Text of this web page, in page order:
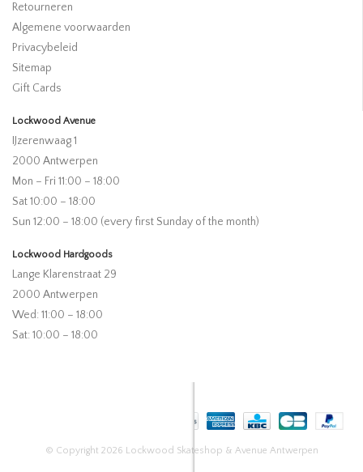
Retourneren
Algemene voorwaarden
Privacybeleid
Sitemap
Gift Cards
Lockwood Avenue
IJzerenwaag 1
2000 Antwerpen
Mon – Fri 11:00 – 18:00
Sat 10:00 – 18:00
Sun 12:00 – 18:00 (every first Sunday of the month)
Lockwood Hardgoods
Lange Klarenstraat 29
2000 Antwerpen
Wed: 11:00 – 18:00
Sat: 10:00 – 18:00
© Copyright 2026 Lockwood Skateshop & Avenue Antwerpen